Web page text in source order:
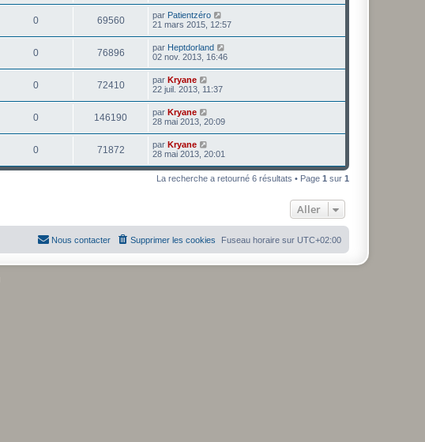
0 69560 par Patientzéro
21 mars 2015, 12:57
0 76896 par Heptdorland
02 nov. 2013, 16:46
0 72410 par Kryane
22 juil. 2013, 11:37
0 146190 par Kryane
28 mai 2013, 20:09
0 71872 par Kryane
28 mai 2013, 20:01
La recherche a retourné 6 résultats • Page 1 sur 1
Aller
Fuseau horaire sur UTC+02:00
Supprimer les cookies
Nous contacter